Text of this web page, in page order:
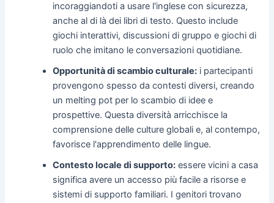
incoraggiandoti a usare l'inglese con sicurezza,
anche al di là dei libri di testo. Questo include
giochi interattivi, discussioni di gruppo e giochi di
ruolo che imitano le conversazioni quotidiane.
Opportunità di scambio culturale: i partecipanti
provengono spesso da contesti diversi, creando
un melting pot per lo scambio di idee e
prospettive. Questa diversità arricchisce la
comprensione delle culture globali e, al contempo,
favorisce l'apprendimento delle lingue.
Contesto locale di supporto: essere vicini a casa
significa avere un accesso più facile a risorse e
sistemi di supporto familiari. I genitori trovano